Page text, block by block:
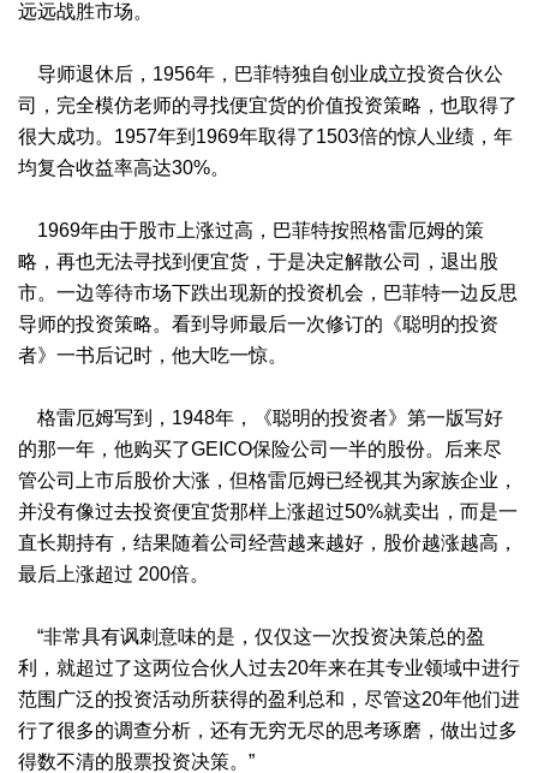
远远战胜市场。
导师退休后，1956年，巴菲特独自创业成立投资合伙公
司，完全模仿老师的寻找便宜货的价值投资策略，也取得了
很大成功。1957年到1969年取得了1503倍的惊人业绩，年
均复合收益率高达30%。
1969年由于股市上涨过高，巴菲特按照格雷厄姆的策
略，再也无法寻找到便宜货，于是决定解散公司，退出股
市。一边等待市场下跌出现新的投资机会，巴菲特一边反思
导师的投资策略。看到导师最后一次修订的《聪明的投资
者》一书后记时，他大吃一惊。
格雷厄姆写到，1948年，《聪明的投资者》第一版写好
的那一年，他购买了GEICO保险公司一半的股份。后来尽
管公司上市后股价大涨，但格雷厄姆已经视其为家族企业，
并没有像过去投资便宜货那样上涨超过50%就卖出，而是一
直长期持有，结果随着公司经营越来越好，股价越涨越高，
最后上涨超过 200倍。
“非常具有讽刺意味的是，仅仅这一次投资决策总的盈
利，就超过了这两位合伙人过去20年来在其专业领域中进行
范围广泛的投资活动所获得的盈利总和，尽管这20年他们进
行了很多的调查分析，还有无穷无尽的思考琢磨，做出过多
得数不清的股票投资决策。”